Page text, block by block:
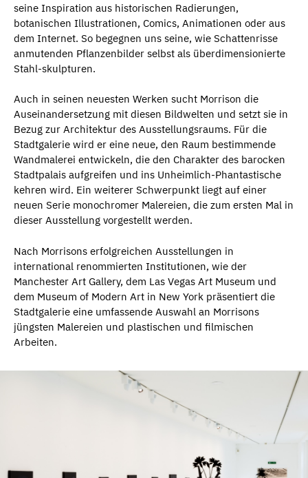
seine Inspiration aus historischen Radierungen,
botanischen Illustrationen, Comics, Animationen oder aus
dem Internet. So begegnen uns seine, wie Schattenrisse
anmutenden Pflanzenbilder selbst als überdimensionierte
Stahl-skulpturen.
Auch in seinen neuesten Werken sucht Morrison die
Auseinandersetzung mit diesen Bildwelten und setzt sie in
Bezug zur Architektur des Ausstellungsraums. Für die
Stadtgalerie wird er eine neue, den Raum bestimmende
Wandmalerei entwickeln, die den Charakter des barocken
Stadtpalais aufgreifen und ins Unheimlich-Phantastische
kehren wird. Ein weiterer Schwerpunkt liegt auf einer
neuen Serie monochromer Malereien, die zum ersten Mal in
dieser Ausstellung vorgestellt werden.
Nach Morrisons erfolgreichen Ausstellungen in
international renommierten Institutionen, wie der
Manchester Art Gallery, dem Las Vegas Art Museum und
dem Museum of Modern Art in New York präsentiert die
Stadtgalerie eine umfassende Auswahl an Morrisons
jüngsten Malereien und plastischen und filmischen
Arbeiten.